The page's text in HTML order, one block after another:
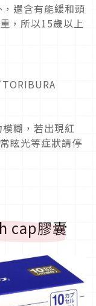
，還含有能緩和頭
，所以15歲以上
TORIBURA
糊，若出現紅
眩光等症狀請停
cap膠囊